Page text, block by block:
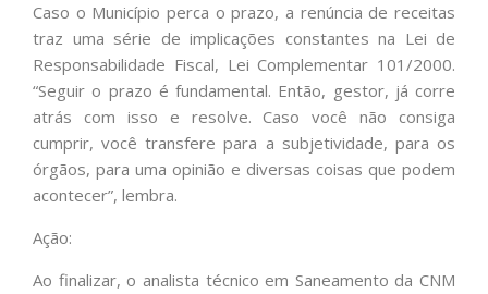
Caso o Município perca o prazo, a renúncia de receitas
traz uma série de implicações constantes na Lei de
Responsabilidade Fiscal, Lei Complementar 101/2000.
“Seguir o prazo é fundamental. Então, gestor, já corre
atrás com isso e resolve. Caso você não consiga
cumprir, você transfere para a subjetividade, para os
órgãos, para uma opinião e diversas coisas que podem
acontecer”, lembra.
Ação:
Ao finalizar, o analista técnico em Saneamento da CNM